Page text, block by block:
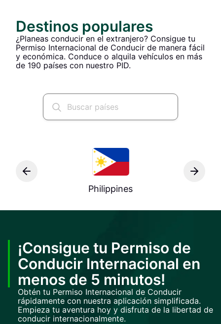
Destinos populares
¿Planeas conducir en el extranjero? Consigue tu
Permiso Internacional de Conducir de manera fácil
y económica. Conduce o alquila vehículos en más
de 190 países con nuestro PID.
Philippines
¡Consigue tu Permiso de
Conducir Internacional en
menos de 5 minutos!
Obtén tu Permiso Internacional de Conducir
rápidamente con nuestra aplicación simplificada.
Empieza tu aventura hoy y disfruta de la libertad de
conducir internacionalmente.